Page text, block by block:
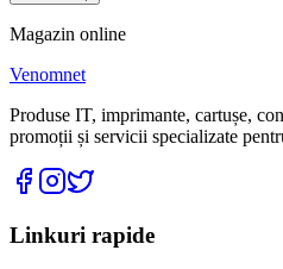
Magazin online
Venomnet
Produse IT, imprimante, cartușe,
promoții și servicii specializate
Linkuri rapide